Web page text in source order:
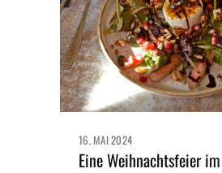
16. MAI 2024
Eine Weihnachtsfeier